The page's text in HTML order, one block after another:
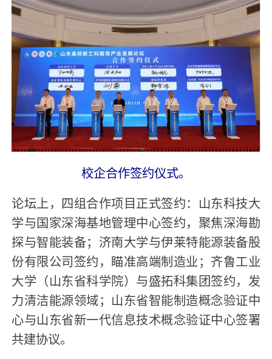
校企合作签约仪式。
论坛上，四组合作项目正式签约：山东科技大
学与国家深海基地管理中心签约，聚焦深海勘
探与智能装备；济南大学与伊莱特能源装备股
份有限公司签约，瞄准高端制造业；齐鲁工业
大学（山东省科学院）与盛拓科集团签约，发
力清洁能源领域；山东省智能制造概念验证中
心与山东省新一代信息技术概念验证中心签署
共建协议。